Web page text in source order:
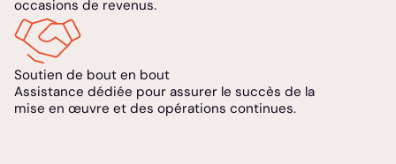
occasions de revenus.
Soutien de bout en bout
Assistance dédiée pour assurer le succès de la
mise en œuvre et des opérations continues.